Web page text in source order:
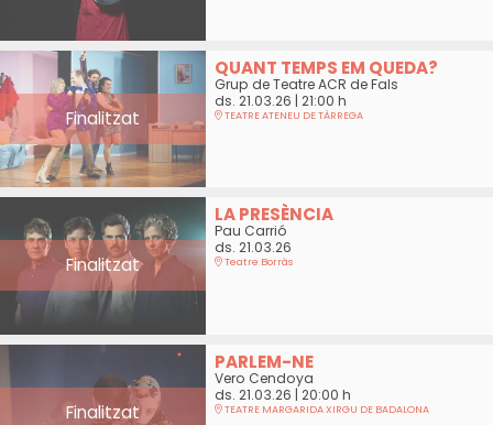
Finalitzat
QUANT TEMPS EM QUEDA?
Grup de Teatre ACR de Fals
ds. 21.03.26 | 21:00 h
TEATRE ATENEU DE TÀRREGA
Finalitzat
LA PRESÈNCIA
Pau Carrió
ds. 21.03.26
Teatre Borràs
Finalitzat
PARLEM-NE
Vero Cendoya
ds. 21.03.26 | 20:00 h
TEATRE MARGARIDA XIRGU DE BADALONA